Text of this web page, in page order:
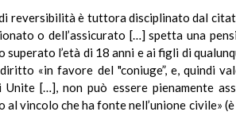
reversibilità è tuttora disciplinato dal
o dell’assicurato […] spetta una
superato l’età di 18 anni e ai figli di
«in favore del "coniuge”, e, quindi
[…], non può essere pienamente
vincolo che ha fonte nell’unione civile»